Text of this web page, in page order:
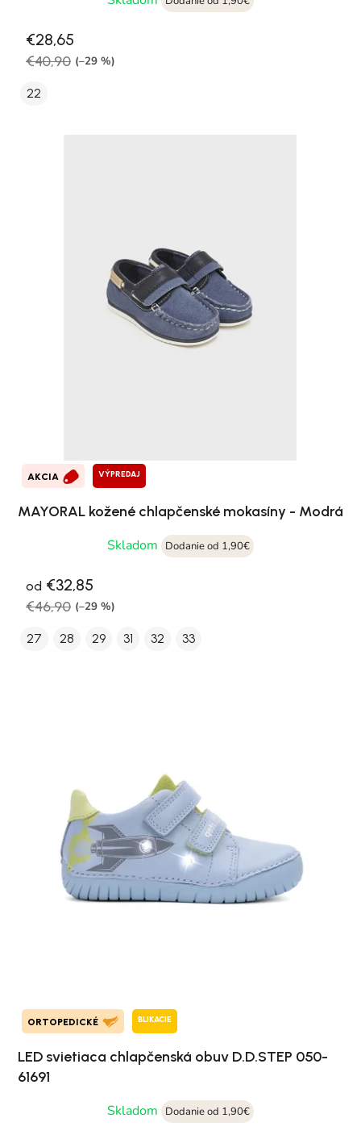
€28,65
€40,90 (–29 %)
22
AKCIA VÝPREDAJ
MAYORAL kožené chlapčenské mokasíny - Modrá
Skladom
Dodanie od 1,90€
od €32,85
€46,90 (–29 %)
27 28 29 31 32 33
ORTOPEDICKÉ BLIKACIE
LED svietiaca chlapčenská obuv D.D.STEP 050-
61691
Skladom
Dodanie od 1,90€